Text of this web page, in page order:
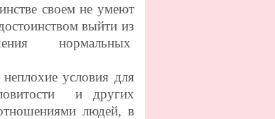
своем не умеют
выйти из
нормальных
условия для
и других
людей, в